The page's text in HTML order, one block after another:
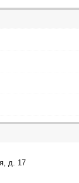
д. 17